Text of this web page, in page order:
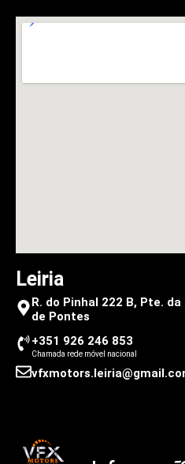
Chamada rede móvel nacional
Leiria
de Pontes